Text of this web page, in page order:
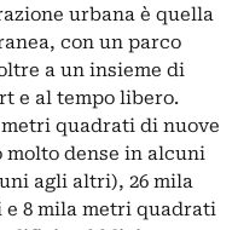
urbana è quella
con un parco
a un insieme di
e al tempo libero.
quadrati di nuove
dense in alcuni
agli altri), 26 mila
8 mila metri quadrati